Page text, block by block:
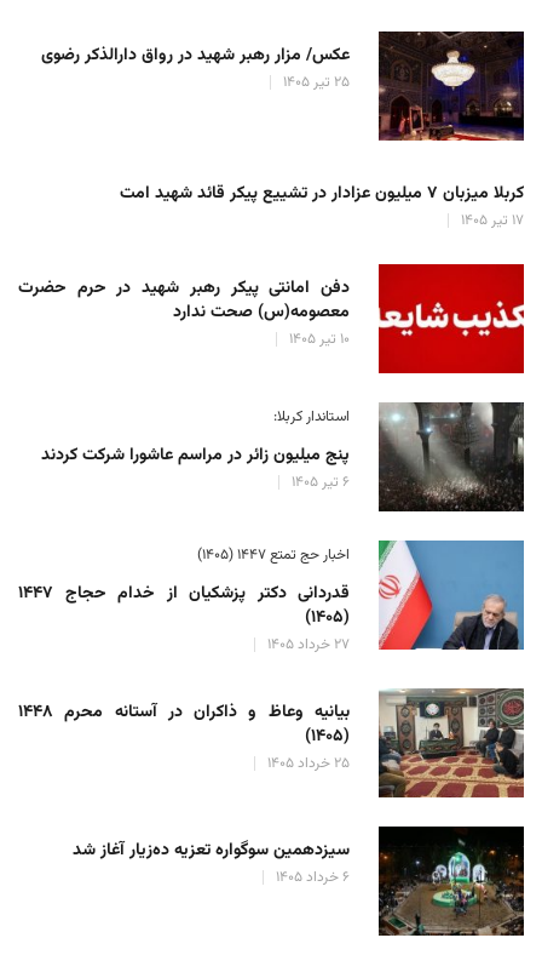
عکس/ مزار رهبر شهید در رواق دارالذکر رضوی
۲۵ تیر ۱۴۰۵
کربلا میزبان ۷ میلیون عزادار در تشییع پیکر قائد شهید امت
۱۷ تیر ۱۴۰۵
دفن امانتی پیکر رهبر شهید در حرم حضرت
معصومه(س) صحت ندارد
۱۰ تیر ۱۴۰۵
استاندار کربلا:
پنج میلیون زائر در مراسم عاشورا شرکت کردند
۶ تیر ۱۴۰۵
اخبار حج تمتع ۱۴۴۷ (۱۴۰۵)
قدردانی دکتر پزشکیان از خدام حجاج ۱۴۴۷
(۱۴۰۵)
۲۷ خرداد ۱۴۰۵
بیانیه وعاظ و ذاکران در آستانه محرم ۱۴۴۸
(۱۴۰۵)
۲۵ خرداد ۱۴۰۵
سیزدهمین سوگواره تعزیه ده‌زیار آغاز شد
۶ خرداد ۱۴۰۵